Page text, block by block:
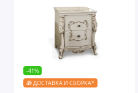
-41%
🎁 ДОСТАВКА И СБОРКА*